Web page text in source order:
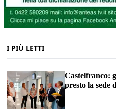
I PIÙ LETTI
Castelfranco:
presto la sede